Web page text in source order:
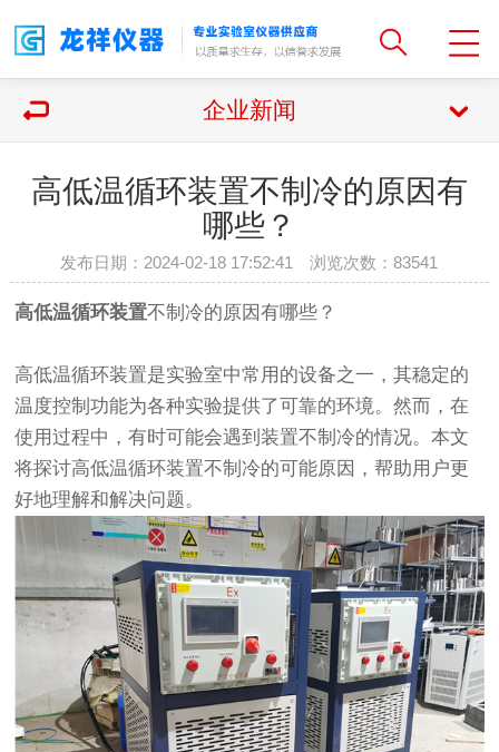
企业新闻
高低温循环装置不制冷的原因有
哪些？
发布日期：2024-02-18 17:52:41 浏览次数：83541
高低温循环装置不制冷的原因有哪些？
高低温循环装置是实验室中常用的设备之一，其稳定的
温度控制功能为各种实验提供了可靠的环境。然而，在
使用过程中，有时可能会遇到装置不制冷的情况。本文
将探讨高低温循环装置不制冷的可能原因，帮助用户更
好地理解和解决问题。